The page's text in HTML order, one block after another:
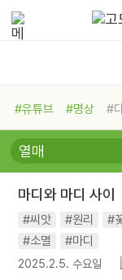
#유튜브 #명상 #
#비전캠프
#독서캠
#희망
#나눔 #친
#독서
#건강 #면역
마디와 마디 사이
#씨앗 #원리 #
#소멸
#마디
2025.2.5. 수요일